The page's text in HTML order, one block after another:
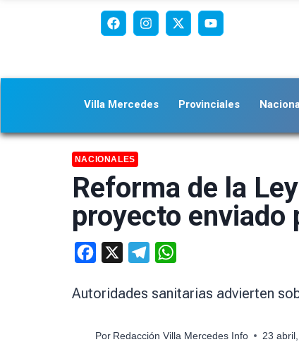
Villa Mercedes Provinciales
NACIONALES
Reforma de la
proyecto enviado
Facebook Telegram
Autoridades sanitarias advierten
Por Redacción Villa Mercedes Info 23